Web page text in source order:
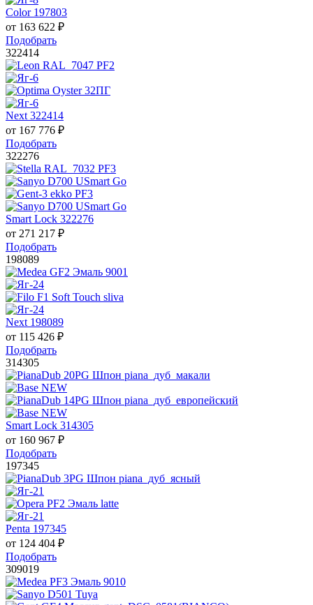
Color 197803
от 163 622 ₽
Подобрать
322414
Next 322414
от 167 776 ₽
Подобрать
322276
Smart Lock 322276
от 271 217 ₽
Подобрать
198089
Next 198089
от 115 426 ₽
Подобрать
314305
Smart Lock 314305
от 160 967 ₽
Подобрать
197345
Penta 197345
от 124 404 ₽
Подобрать
309019